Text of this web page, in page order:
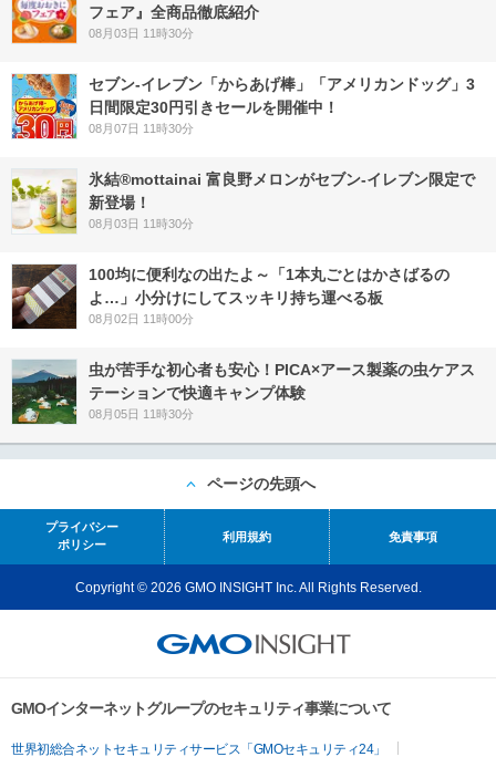
フェア』全商品徹底紹介
08月03日 11時30分
セブン‐イレブン「からあげ棒」「アメリカンドッグ」3
日間限定30円引きセールを開催中！
08月07日 11時30分
氷結®mottainai 富良野メロンがセブン‐イレブン限定で
新登場！
08月03日 11時30分
100均に便利なの出たよ～「1本丸ごとはかさばるの
よ…」小分けにしてスッキリ持ち運べる板
08月02日 11時00分
虫が苦手な初心者も安心！PICA×アース製薬の虫ケアス
テーションで快適キャンプ体験
08月05日 11時30分
ページの先頭へ
プライバシー
ポリシー
利用規約 免責事項
Copyright © 2026 GMO INSIGHT Inc. All Rights Reserved.
GMOインターネットグループのセキュリティ事業について
世界初総合ネットセキュリティサービス「GMOセキュリティ24」